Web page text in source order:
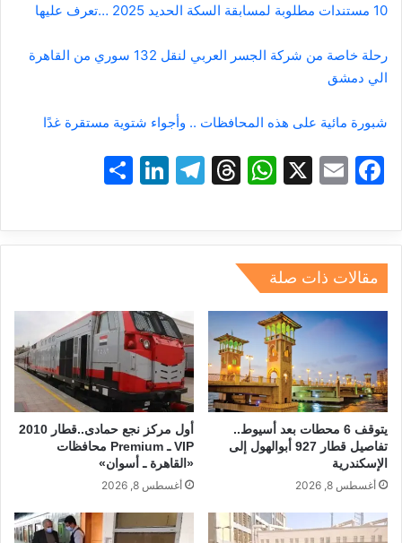
10 مستندات مطلوبة لمسابقة السكة الحديد 2025 …تعرف عليها
رحلة خاصة من شركة الجسر العربي لنقل 132 سوري من القاهرة
الي دمشق
شبورة مائية على هذه المحافظات .. وأجواء شتوية مستقرة غدًا
F
c
e
b
o
o
k
E
ai
l
X
W
at
s
A
p
p
T
e
a
s
T
e
gr
m
Li
k
e
n
ar
e
مقالات ذات صلة
يتوقف 6 محطات بعد أسيوط..
تفاصيل قطار 927 أبوالهول إلى
الإسكندرية
أغسطس 8, 2026
أول مركز نجع حمادى..قطار 2010
VIP ـ Premium محافظات
«القاهرة ـ أسوان»
أغسطس 8, 2026